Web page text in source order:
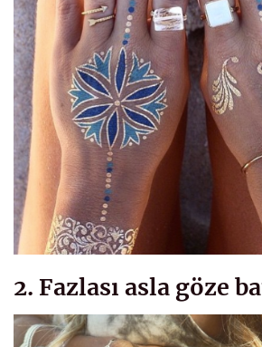
2. Fazlası asla göze